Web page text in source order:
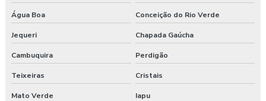
Água Boa Conceição do Rio Verde
Jequeri Chapada Gaúcha
Cambuquira Perdigão
Teixeiras Cristais
Mato Verde Iapu